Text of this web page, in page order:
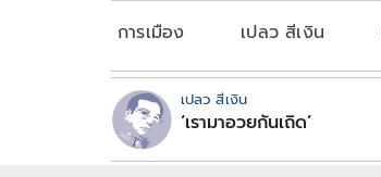
การเมือง เปลว สีเงิน
เปลว สีเงิน
‘เรามาอวยกันเถิด’